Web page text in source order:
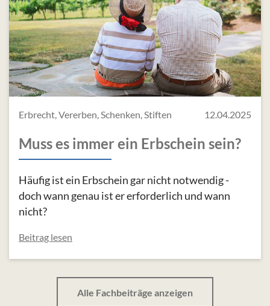
Erbrecht, Vererben, Schenken, Stiften 12.04.2025
Muss es immer ein Erbschein sein?
Häufig ist ein Erbschein gar nicht notwendig -
doch wann genau ist er erforderlich und wann
nicht?
Beitrag lesen
Alle Fachbeiträge anzeigen